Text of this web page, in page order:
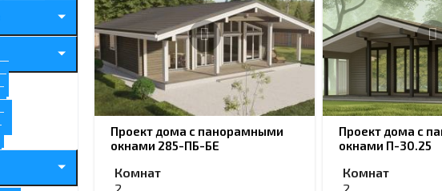
Проект дома с панорамными
окнами 285-ПБ-БЕ
Комнат
Проект дома с
окнами П-30.25
Комнат